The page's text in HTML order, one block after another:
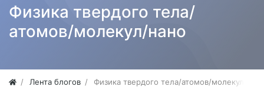
Физика твердого тела/
атомов/молекул/нано
Лента блогов Физика твердого тела/атомов/молекул/